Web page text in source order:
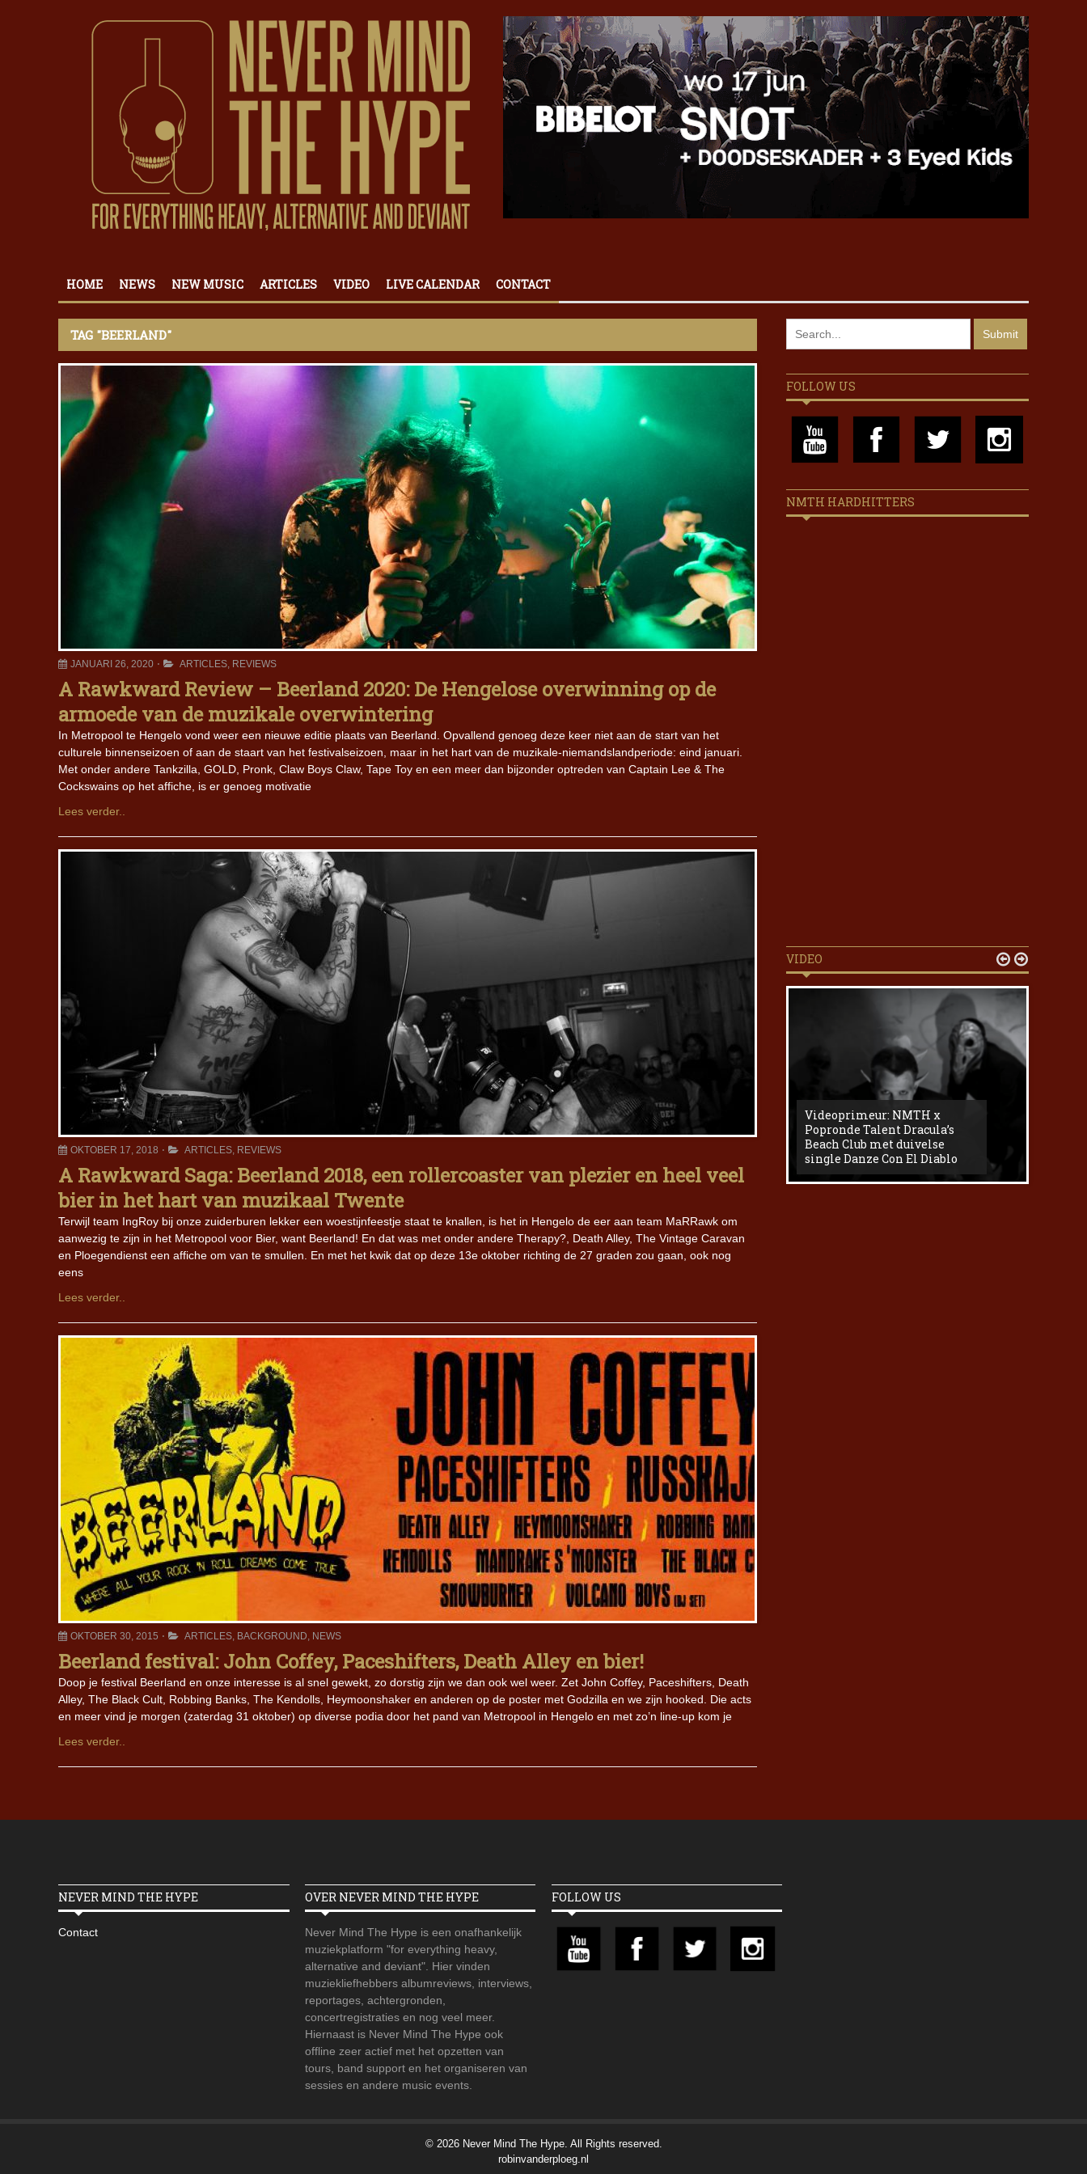
HOME NEWS NEW MUSIC ARTICLES VIDEO LIVE CALENDAR CONTACT
TAG "BEERLAND"
JANUARI 26, 2020 ARTICLES, REVIEWS
A Rawkward Review – Beerland 2020: De Hengelose overwinning op de
armoede van de muzikale overwintering
In Metropool te Hengelo vond weer een nieuwe editie plaats van Beerland. Opvallend genoeg deze keer niet aan de start van het
culturele binnenseizoen of aan de staart van het festivalseizoen, maar in het hart van de muzikale-niemandslandperiode: eind januari.
Met onder andere Tankzilla, GOLD, Pronk, Claw Boys Claw, Tape Toy en een meer dan bijzonder optreden van Captain Lee & The
Cockswains op het affiche, is er genoeg motivatie
Lees verder..
OKTOBER 17, 2018 ARTICLES, REVIEWS
A Rawkward Saga: Beerland 2018, een rollercoaster van plezier en heel veel
bier in het hart van muzikaal Twente
Terwijl team IngRoy bij onze zuiderburen lekker een woestijnfeestje staat te knallen, is het in Hengelo de eer aan team MaRRawk om
aanwezig te zijn in het Metropool voor Bier, want Beerland! En dat was met onder andere Therapy?, Death Alley, The Vintage Caravan
en Ploegendienst een affiche om van te smullen. En met het kwik dat op deze 13e oktober richting de 27 graden zou gaan, ook nog
eens
Lees verder..
OKTOBER 30, 2015 ARTICLES, BACKGROUND, NEWS
Beerland festival: John Coffey, Paceshifters, Death Alley en bier!
Doop je festival Beerland en onze interesse is al snel gewekt, zo dorstig zijn we dan ook wel weer. Zet John Coffey, Paceshifters, Death
Alley, The Black Cult, Robbing Banks, The Kendolls, Heymoonshaker en anderen op de poster met Godzilla en we zijn hooked. Die acts
en meer vind je morgen (zaterdag 31 oktober) op diverse podia door het pand van Metropool in Hengelo en met zo’n line-up kom je
Lees verder..
FOLLOW US
NMTH HARDHITTERS
VIDEO
Iron Jinn doopt vers epos The
Videoprimeur: NMTH x
Popronde Talent Dracula’s
Beach Club met duivelse
single Danze Con El Diablo
 
NEVER MIND THE HYPE
Contact
OVER NEVER MIND THE HYPE
Never Mind The Hype is een onafhankelijk
muziekplatform "for everything heavy,
alternative and deviant". Hier vinden
muziekliefhebbers albumreviews, interviews,
reportages, achtergronden,
concertregistraties en nog veel meer.
Hiernaast is Never Mind The Hype ook
offline zeer actief met het opzetten van
tours, band support en het organiseren van
sessies en andere music events.
FOLLOW US
© 2026 Never Mind The Hype. All Rights reserved.
robinvanderploeg.nl